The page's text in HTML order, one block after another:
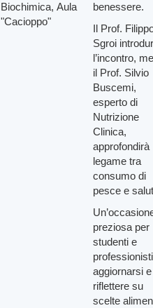
Biochimica, Aula
"Cacioppo"
benessere.
Il Prof.
Sgroi
l’incontro,
il Prof. Silvio
Buscemi,
esperto di
Nutrizione
Clinica,
approfondirà
legame tra
consumo di
pesce e
preziosa per
studenti e
aggiornarsi e
riflettere su
scelte